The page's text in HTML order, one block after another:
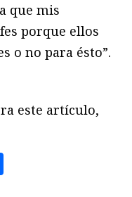
que mis
porque ellos
o no para ésto”.
este artículo,